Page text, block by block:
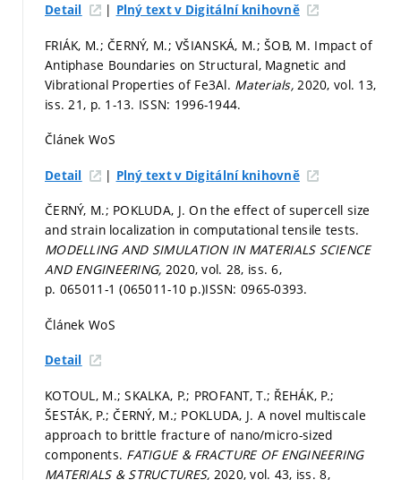
Detail | Plný text v Digitální knihovně
FRIÁK, M.; ČERNÝ, M.; VŠIANSKÁ, M.; ŠOB, M. Impact of
Antiphase Boundaries on Structural, Magnetic and
Vibrational Properties of Fe3Al. Materials, 2020, vol. 13,
iss. 21, p. 1-13. ISSN: 1996-1944.
Článek WoS
Detail | Plný text v Digitální knihovně
ČERNÝ, M.; POKLUDA, J. On the effect of supercell size
and strain localization in computational tensile tests.
MODELLING AND SIMULATION IN MATERIALS SCIENCE
AND ENGINEERING, 2020, vol. 28, iss. 6,
p. 065011-1 (065011-10 p.)ISSN: 0965-0393.
Článek WoS
Detail
KOTOUL, M.; SKALKA, P.; PROFANT, T.; ŘEHÁK, P.;
ŠESTÁK, P.; ČERNÝ, M.; POKLUDA, J. A novel multiscale
approach to brittle fracture of nano/micro-sized
components. FATIGUE & FRACTURE OF ENGINEERING
MATERIALS & STRUCTURES, 2020, vol. 43, iss. 8,